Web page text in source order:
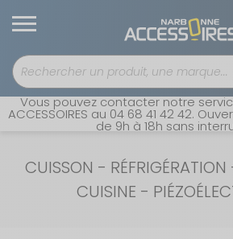
Vous pouvez contacter notre
ACCESSOIRES au 04 68 41 42 42.
de 9h à 18h sans
CUISSON - RÉFRIGÉRATION
CUISINE -